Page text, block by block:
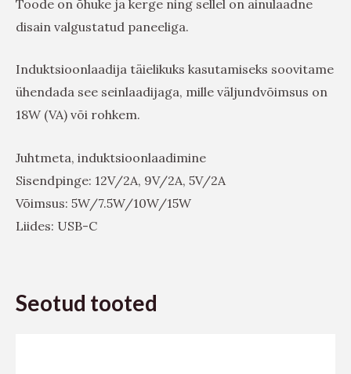
Toode on õhuke ja kerge ning sellel on ainulaadne
disain valgustatud paneeliga.
Induktsioonlaadija täielikuks kasutamiseks soovitame
ühendada see seinlaadijaga, mille väljundvõimsus on
18W (VA) või rohkem.
Juhtmeta, induktsioonlaadimine
Sisendpinge: 12V/2A, 9V/2A, 5V/2A
Võimsus: 5W/7.5W/10W/15W
Liides: USB-C
Seotud tooted